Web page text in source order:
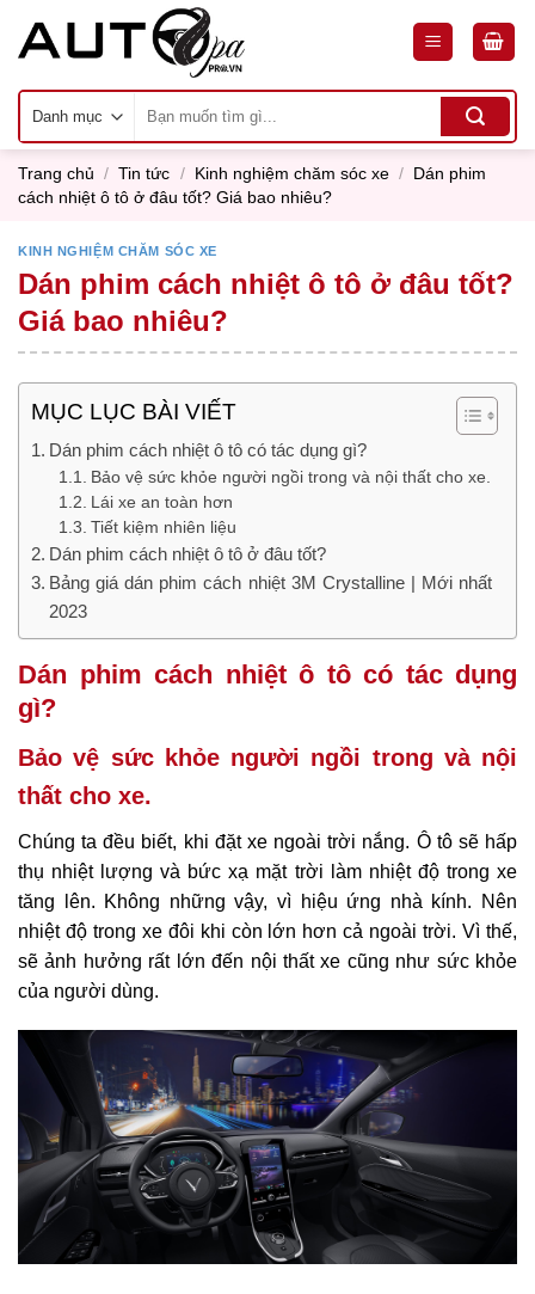
kiếm:
Trang chủ / Tin tức / Kinh nghiệm chăm sóc xe / Dán phim
cách nhiệt ô tô ở đâu tốt? Giá bao nhiêu?
KINH NGHIỆM CHĂM SÓC XE
Dán phim cách nhiệt ô tô ở đâu tốt?
Giá bao nhiêu?
MỤC LỤC BÀI VIẾT
Dán phim cách nhiệt ô tô có tác dụng gì?
Bảo vệ sức khỏe người ngồi trong và nội thất cho xe.
Lái xe an toàn hơn
Tiết kiệm nhiên liệu
Dán phim cách nhiệt ô tô ở đâu tốt?
Bảng giá dán phim cách nhiệt 3M Crystalline | Mới nhất
2023
Dán phim cách nhiệt ô tô có tác dụng
gì?
Bảo vệ sức khỏe người ngồi trong và nội
thất cho xe.
Chúng ta đều biết, khi đặt xe ngoài trời nắng. Ô tô sẽ hấp
thụ nhiệt lượng và bức xạ mặt trời làm nhiệt độ trong xe
tăng lên. Không những vậy, vì hiệu ứng nhà kính. Nên
nhiệt độ trong xe đôi khi còn lớn hơn cả ngoài trời. Vì thế,
sẽ ảnh hưởng rất lớn đến nội thất xe cũng như sức khỏe
của người dùng.